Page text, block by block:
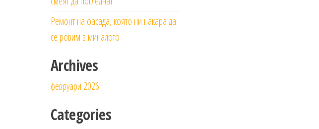
Ремонт на фасада, която ни накара да
се ровим в миналото
Archives
февруари 2026
Categories